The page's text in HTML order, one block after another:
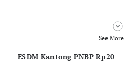
See More
ESDM Kantong PNBP Rp20